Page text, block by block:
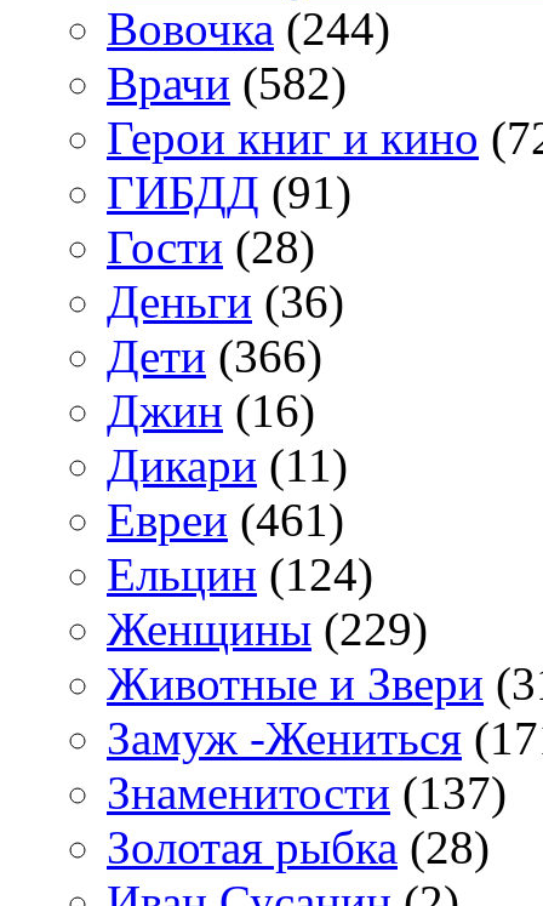
Вовочка (244)
Врачи (582)
Герои книг и кино
ГИБДД (91)
Гости (28)
Деньги (36)
Дети (366)
Джин (16)
Дикари (11)
Евреи (461)
Ельцин (124)
Женщины (229)
Животные и Звери
Замуж -Жениться
Знаменитости (137)
Золотая рыбка (28)